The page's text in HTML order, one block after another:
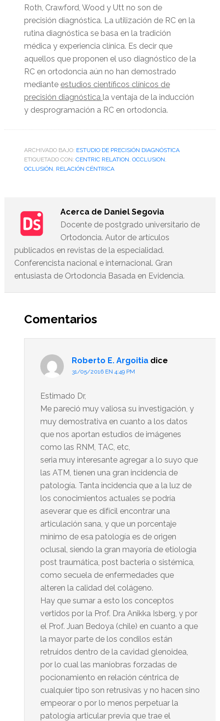
Roth, Crawford, Wood y Utt no son de
precisión diagnóstica. La utilización de RC en la
rutina diagnóstica se basa en la tradición
médica y experiencia clínica. Es decir que
aquellos que proponen el uso diagnóstico de la
RC en ortodoncia aún no han demostrado
mediante estudios científicos clínicos de
precisión diagnóstica la ventaja de la inducción
y desprogramación a RC en ortodoncia.
ARCHIVADO BAJO: ESTUDIO DE PRECISIÓN DIAGNÓSTICA
ETIQUETADO CON: CENTRIC RELATION, OCCLUSION,
OCLUSIÓN, RELACIÓN CÉNTRICA
Acerca de Daniel Segovia
Docente de postgrado universitario de
Ortodoncia. Autor de artículos
publicados en revistas de la especialidad.
Conferencista nacional e internacional. Gran
entusiasta de Ortodoncia Basada en Evidencia.
del
lector
Comentarios
Roberto E. Argoitia dice
31/05/2016 EN 4:49 PM
Estimado Dr,
Me pareció muy valiosa su investigación, y
muy demostrativa en cuanto a los datos
que nos aportan estudios de imágenes
como las RNM, TAC, etc,
seria muy interesante agregar a lo suyo que
las ATM, tienen una gran incidencia de
patología. Tanta incidencia que a la luz de
los conocimientos actuales se podría
aseverar que es difícil encontrar una
articulación sana, y que un porcentaje
mínimo de esa patología es de origen
oclusal, siendo la gran mayoría de etiologia
post traumática, post bacteria o sistémica,
como secuela de enfermedades que
alteren la calidad del colágeno.
Hay que sumar a esto los conceptos
vertidos por la Prof. Dra Anikka Isberg, y por
el Prof. Juan Bedoya (chile) en cuanto a que
la mayor parte de los condilos están
retruidos dentro de la cavidad glenoidea,
por lo cual las maniobras forzadas de
pocionamiento en relación céntrica de
cualquier tipo son retrusivas y no hacen sino
empeorar o por lo menos perpetuar la
patología articular previa que trae el